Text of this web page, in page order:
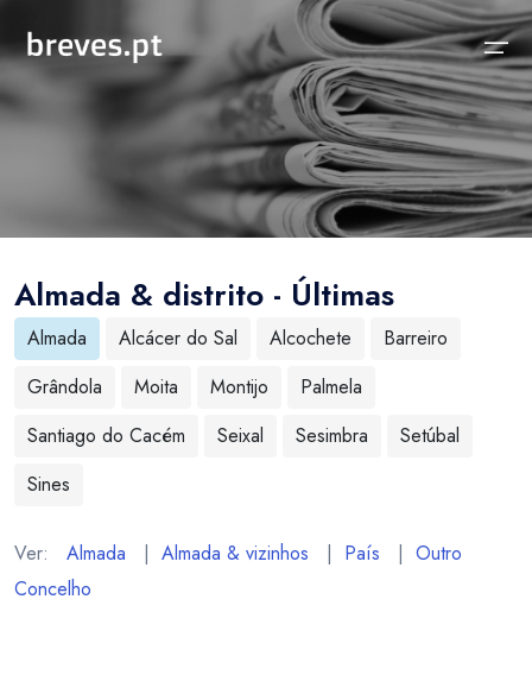
Notícias
Concelhos Vizinhos
Distrito
País
Temas
Sobre
Funcionalidades
As nossas Fontes
Perguntas Frequentes
Contactos
Almada & distrito - Últimas
Almada Alcácer do Sal Alcochete
Barreiro
Grândola
Moita Montijo
Palmela
Santiago do Cacém
Seixal Sesimbra
Setúbal
Sines
Ver: Almada | Almada & vizinhos | País | Outro
Concelho